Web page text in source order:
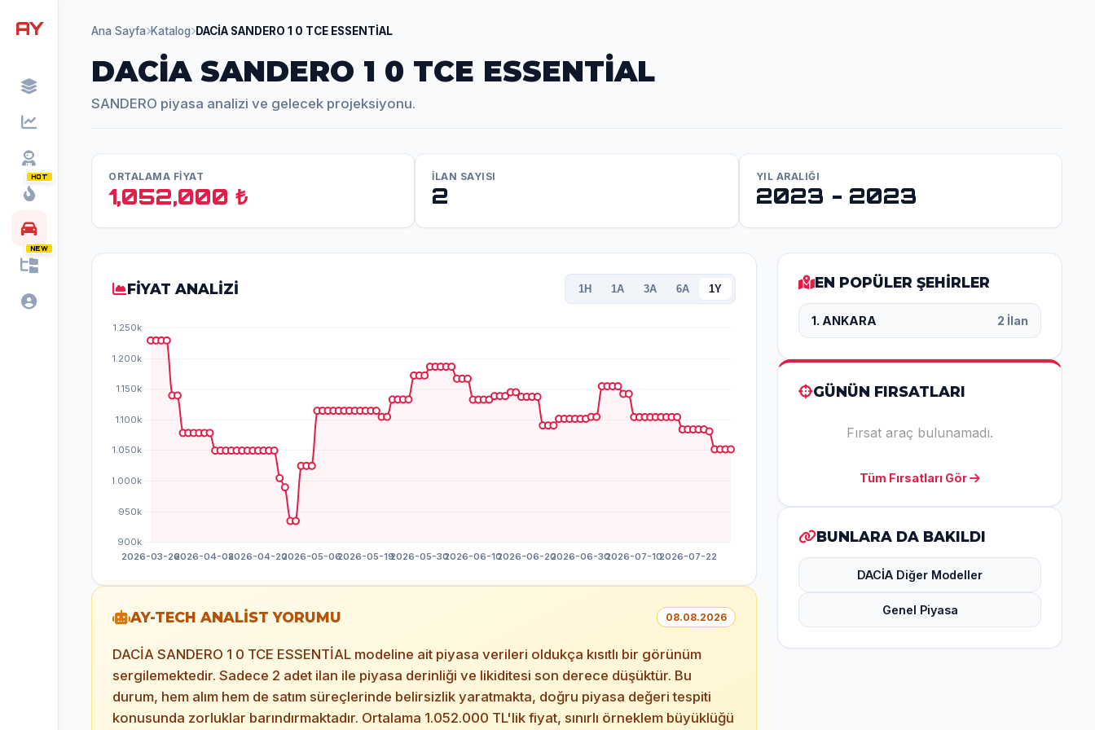
AY
HOT
NEW
Ana Sayfa Katalog DACİA SANDERO 1 0 TCE ESSENTİAL
DACİA SANDERO 1 0 TCE ESSENTİAL
SANDERO piyasa analizi ve gelecek projeksiyonu.
ORTALAMA FİYAT
1,052,000 ₺
İLAN SAYISI
2
YIL ARALIĞI
2023 - 2023
FİYAT ANALİZİ 1H 1A 3A 6A 1Y
AY-TECH ANALİST YORUMU 08.08.2026
DACİA SANDERO 1 0 TCE ESSENTİAL modeline ait piyasa verileri oldukça kısıtlı bir görünüm
sergilemektedir. Sadece 2 adet ilan ile piyasa derinliği ve likiditesi son derece düşüktür. Bu
durum, hem alım hem de satım süreçlerinde belirsizlik yaratmakta, doğru piyasa değeri tespiti
konusunda zorluklar barındırmaktadır. Ortalama 1.052.000 TL'lik fiyat, sınırlı örneklem büyüklüğü
EN POPÜLER ŞEHİRLER
1. ANKARA 2 İlan
GÜNÜN FIRSATLARI
Fırsat araç bulunamadı.
Tüm Fırsatları Gör
BUNLARA DA BAKILDI
DACİA Diğer Modeller
Genel Piyasa